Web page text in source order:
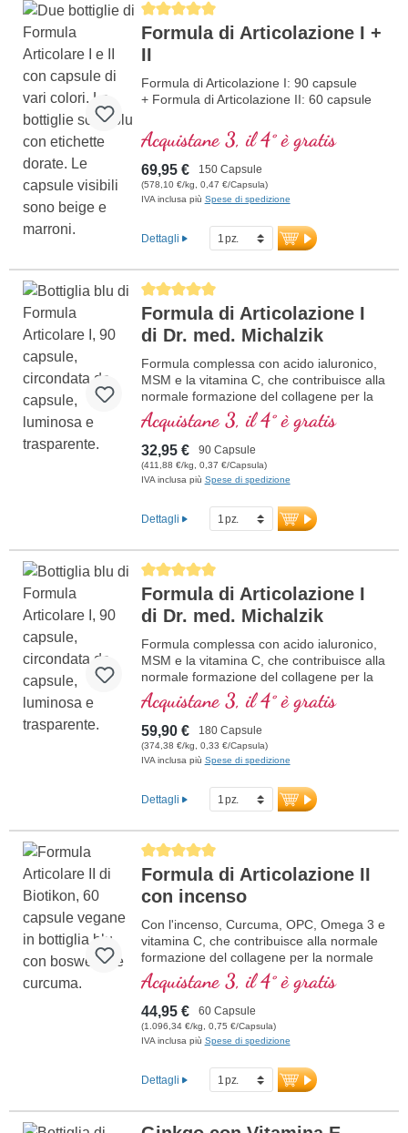
Average rating of 5 out of 5 stars
Formula di Articolazione I +
II
Formula di Articolazione I: 90 capsule
+ Formula di Articolazione II: 60 capsule
Acquistane 3, il 4° è gratis
69,95 € 150 Capsule
(578,10 €/kg, 0,47 €/Capsula)
IVA inclusa più Spese di spedizione
Dettagli
Average rating of 5 out of 5 stars
Formula di Articolazione I
di Dr. med. Michalzik
Formula complessa con acido ialuronico,
MSM e la vitamina C, che contribuisce alla
normale formazione del collagene per la
normale funzione della cartilaginea. Per la
cura specifica delle strutture articolari
cartilaginea in una composizione ottimale.
Acquistane 3, il 4° è gratis
32,95 € 90 Capsule
(411,88 €/kg, 0,37 €/Capsula)
IVA inclusa più Spese di spedizione
Dettagli
Average rating of 5 out of 5 stars
Formula di Articolazione I
di Dr. med. Michalzik
Formula complessa con acido ialuronico,
MSM e la vitamina C, che contribuisce alla
normale formazione del collagene per la
normale funzione della cartilaginea. Per la
cura specifica delle strutture articolari
cartilaginea in una composizione ottimale.
Acquistane 3, il 4° è gratis
59,90 € 180 Capsule
(374,38 €/kg, 0,33 €/Capsula)
IVA inclusa più Spese di spedizione
Dettagli
Average rating of 5 out of 5 stars
Formula di Articolazione II
con incenso
Con l'incenso, Curcuma, OPC, Omega 3 e
vitamina C, che contribuisce alla normale
formazione del collagene per la normale
funzione della cartilaginea. Per la cura
specifica delle strutture articolari
cartilaginea.
Acquistane 3, il 4° è gratis
44,95 € 60 Capsule
(1.096,34 €/kg, 0,75 €/Capsula)
IVA inclusa più Spese di spedizione
Dettagli